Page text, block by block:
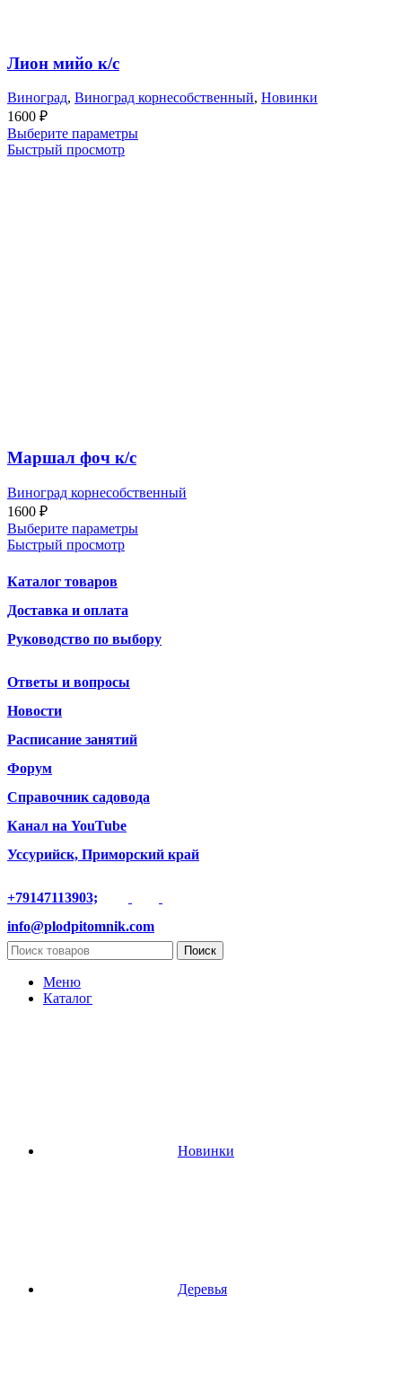
Лион мийо к/с
Виноград, Виноград корнесобственный, Новинки
1600 ₽
Выберите параметры
Быстрый просмотр
Маршал фоч к/с
Виноград корнесобственный
1600 ₽
Выберите параметры
Быстрый просмотр
Каталог товаров
Доставка и оплата
Руководство по выбору
Ответы и вопросы
Новости
Расписание занятий
Форум
Справочник садовода
Канал на YouTube
Уссурийск, Приморский край
+79147113903;
info@plodpitomnik.com
Поиск
Меню
Каталог
Новинки
Деревья